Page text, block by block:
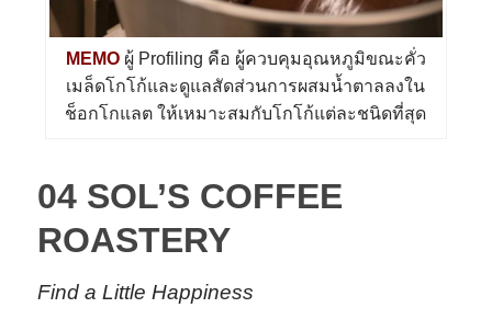
MEMOผู้ Profiling คือ ผู้ควบคุมอุณหภูมิขณะคั่ว
เมล็ดโกโก้และดูแลสัดส่วนการผสมน้ำตาลลงใน
ช็อกโกแลต ให้เหมาะสมกับโกโก้แต่ละชนิดที่สุด
04 SOL’S COFFEE
ROASTERY
Find a Little Happiness